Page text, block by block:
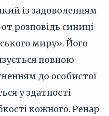
із задоволенням
розповідь синиці
миру». Його
повною
до особистої
у здатності
кожного. Ренар